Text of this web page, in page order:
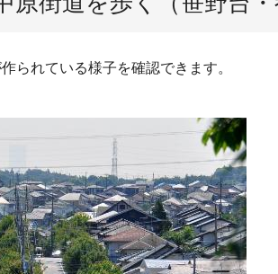
られている様子を確認できます。